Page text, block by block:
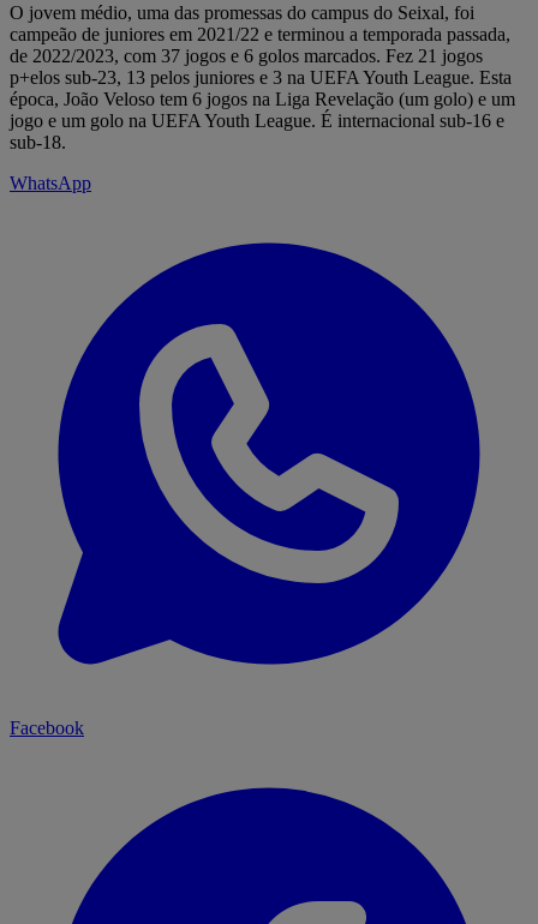
O jovem médio, uma das promessas do campus do Seixal, foi
campeão de juniores em 2021/22 e terminou a temporada passada,
de 2022/2023, com 37 jogos e 6 golos marcados. Fez 21 jogos
p+elos sub-23, 13 pelos juniores e 3 na UEFA Youth League. Esta
época, João Veloso tem 6 jogos na Liga Revelação (um golo) e um
jogo e um golo na UEFA Youth League. É internacional sub-16 e
sub-18.
WhatsApp
Facebook